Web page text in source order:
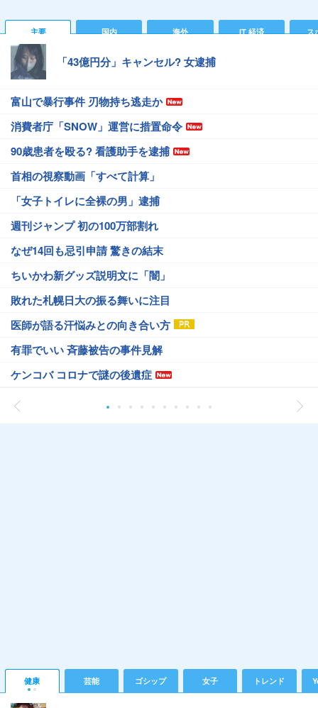
主要 国内 海外 IT 経済 ス
「43億円分」キャンセル? 女逮捕
富山で暴行事件 刃物持ち逃走か
消費者庁「SNOW」運営に措置命令
90歳患者を殴る? 看護助手を逮捕
首相の視察動画「すべて計算」
「女子トイレに全裸の男」逮捕
週刊ジャンプ 初の100万部割れ
なぜ14回も忌引申請 驚きの結末
ちいかわ新グッズ説明文に「闇」
敗れた札幌日大の振る舞いに注目
医師が語る汗悩みとの向き合い方
有罪でいい 斉藤被告の事件見解
ケンコバ コロナで謎の後遺症
健康 芸能 ゴシップ 女子 トレンド